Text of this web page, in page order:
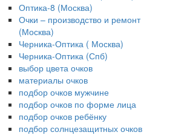
Оптика-8 (Москва)
Очки – производство и ремонт
(Москва)
Черника-Оптика ( Москва)
Черника-Оптика (Спб)
выбор цвета очков
материалы очков
подбор очков мужчине
подбор очков по форме лица
подбор очков ребёнку
подбор солнцезащитных очков